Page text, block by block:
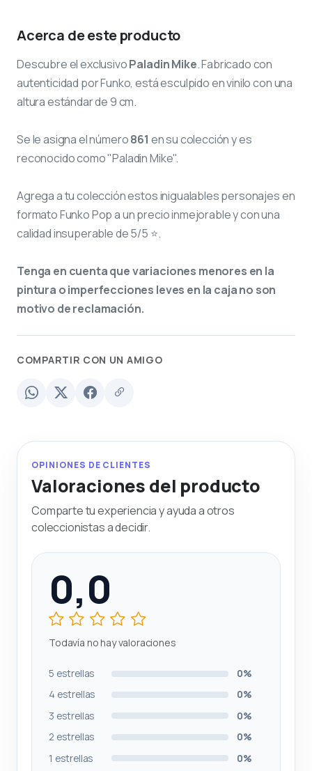
Acerca de este producto
Descubre el exclusivoPaladin Mike. Fabricado con
autenticidad por Funko, está esculpido en vinilo con una
altura estándar de 9 cm.
Se le asigna el número861 en su colección y es
reconocido como "Paladin Mike".
Agrega a tu colección estos inigualables personajes en
formato Funko Pop a un precio inmejorable y con una
calidad insuperable de 5/5 ⭐.
Tenga en cuenta que variaciones menores en la
pintura o imperfecciones leves en la caja no son
motivo de reclamación.
COMPARTIR CON UN AMIGO
OPINIONES DE CLIENTES
Valoraciones del producto
Comparte tu experiencia y ayuda a otros
coleccionistas a decidir.
0,0
Todavía no hay valoraciones
5 estrellas
0%
4 estrellas
0%
3 estrellas
0%
2 estrellas
0%
1 estrellas
0%